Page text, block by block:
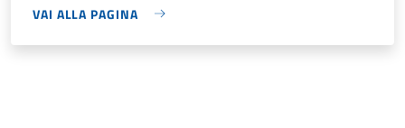
VAI ALLA PAGINA